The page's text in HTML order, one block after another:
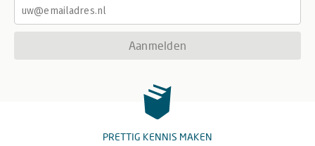
Aanmelden
PRETTIG KENNIS MAKEN